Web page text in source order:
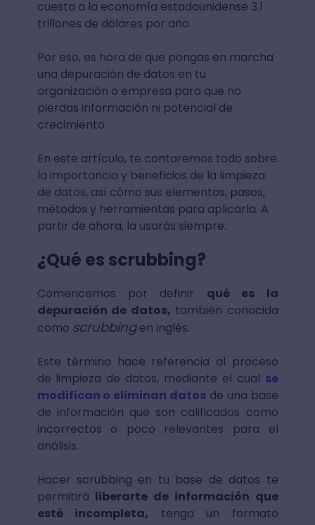
cuesta a la economía estadounidense 3.1
trillones de dólares por año.
Por eso, es hora de que pongas en marcha
una depuración de datos en tu
organización o empresa para que no
pierdas información ni potencial de
crecimiento.
En este artículo, te contaremos todo sobre
la importancia y beneficios de la limpieza
de datos, así cómo sus elementos, pasos,
métodos y herramientas para aplicarla. A
partir de ahora, la usarás siempre.
¿Qué es scrubbing?
Comencemos por definir qué es la
depuración de datos, también conocida
como scrubbingen inglés.
Este término hace referencia al proceso
de limpieza de datos, mediante el cual se
modifican o eliminan datos de una base
de información que son calificados como
incorrectos o poco relevantes para el
análisis.
Hacer scrubbing en tu base de datos te
permitirá liberarte de información que
esté incompleta, tenga un formato